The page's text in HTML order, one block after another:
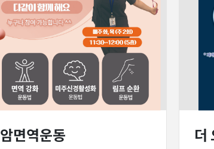
암면역운동